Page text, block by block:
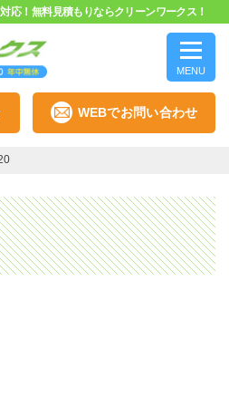
応！無料見積もりならクリーンワークス！
MENU
WEBでお問い合わせ